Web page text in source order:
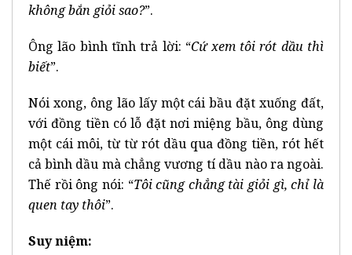
không bắn giỏi sao?”.
Ông lão bình tĩnh trả lời: “Cứ xem tôi rót dầu thì
biết”.
Nói xong, ông lão lấy một cái bầu đặt xuống đất,
với đồng tiền có lỗ đặt nơi miệng bầu, ông dùng
một cái môi, từ từ rót dầu qua đồng tiền, rót hết
cả bình dầu mà chẳng vương tí dầu nào ra ngoài.
Thế rồi ông nói: “Tôi cũng chẳng tài giỏi gì, chỉ là
quen tay thôi”.
Suy niệm: